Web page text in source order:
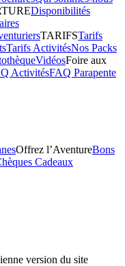
Disponibilités
TARIFSTarifs
Tarifs ActivitésNos Packs
VidéosFoire aux
ActivitésFAQ Parapente
Offrez l’AventureBons
Cadeaux
version du site